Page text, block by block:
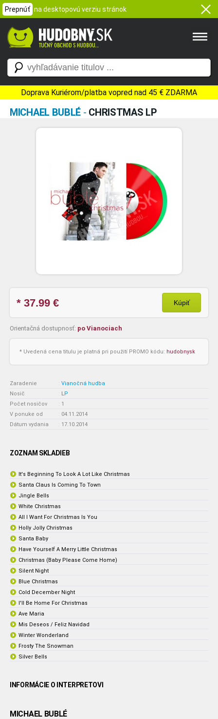
Prepnúť na desktopovú verziu stránok
Doprava Kuriérom/platba vopred nad 45 € ZDARMA
MICHAEL BUBLÉ - CHRISTMAS LP
* 37.99 € Kúpiť
Orientačná dostupnosť: po Vianociach
* Uvedená cena titulu je platná pri použití PROMO kódu: hudobnysk
Zaradenie : Vianočná hudba
Nosič
: LP
Počet nosičov
: 1
V ponuke od
: 04.11.2014
Dátum vydania
: 17.10.2014
ZOZNAM SKLADIEB
It's Beginning To Look A Lot Like Christmas
Santa Claus Is Coming To Town
Jingle Bells
White Christmas
All I Want For Christmas Is You
Holly Jolly Christmas
Santa Baby
Have Yourself A Merry Little Christmas
Christmas (Baby Please Come Home)
Silent Night
Blue Christmas
Cold December Night
I'll Be Home For Christmas
Ave Maria
Mis Deseos / Feliz Navidad
Winter Wonderland
Frosty The Snowman
Silver Bells
INFORMÁCIE O INTERPRETOVI
MICHAEL BUBLÉ